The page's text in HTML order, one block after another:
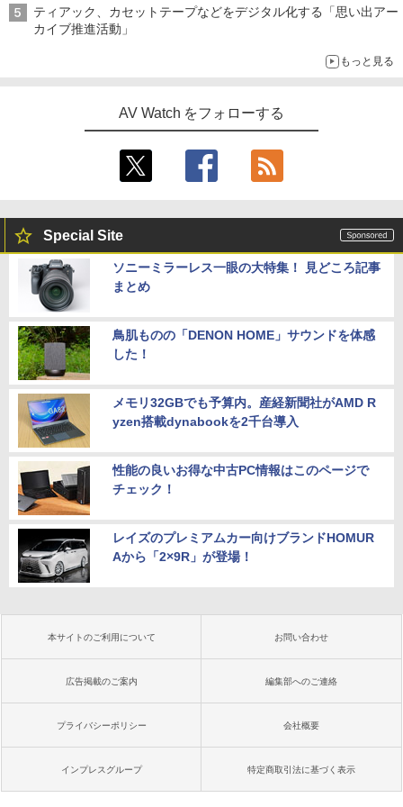
ティアック、カセットテープなどをデジタル化する「思い出アー
カイブ推進活動」
もっと見る
AV Watch をフォローする
Special Site
ソニーミラーレス一眼の大特集！ 見どころ記事
まとめ
鳥肌ものの「DENON HOME」サウンドを体感
した！
メモリ32GBでも予算内。産経新聞社がAMD R
yzen搭載dynabookを2千台導入
性能の良いお得な中古PC情報はこのページで
チェック！
レイズのプレミアムカー向けブランドHOMUR
Aから「2×9R」が登場！
本サイトのご利用について お問い合わせ
広告掲載のご案内 編集部へのご連絡
プライバシーポリシー 会社概要
インプレスグループ 特定商取引法に基づく表示